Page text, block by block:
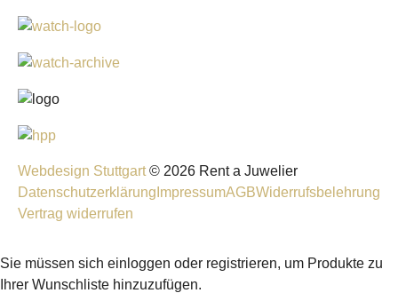
Webdesign Stuttgart © 2026 Rent a Juwelier
Datenschutzerklärung ImpressumAGBWiderrufsbelehrung
Vertrag widerrufen
Sie müssen sich einloggen oder registrieren, um Produkte zu
Ihrer Wunschliste hinzuzufügen.